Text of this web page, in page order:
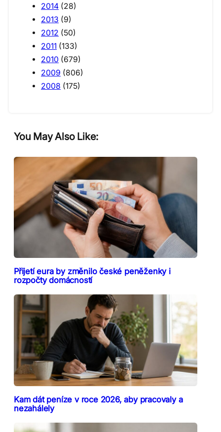
2014 (28)
2013 (9)
2012 (50)
2011 (133)
2010 (679)
2009 (806)
2008 (175)
You May Also Like:
Přijetí eura by změnilo české peněženky i
rozpočty domácností
Kam dát peníze v roce 2026, aby pracovaly a
nezahálely